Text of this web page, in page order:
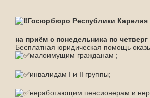
Госюрбюро Республики Карелия
на приём с понедельника по
Бесплатная юридическая помощь
малоимущим гражданам ;
инвалидам I и II группы;
неработающим пенсионерам и